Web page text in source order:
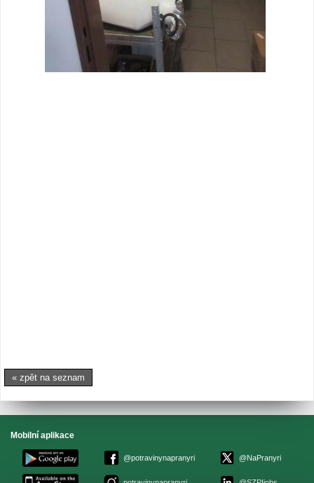
« zpět na seznam
Mobilní aplikace
@potravinynapranyri @NaPranyri